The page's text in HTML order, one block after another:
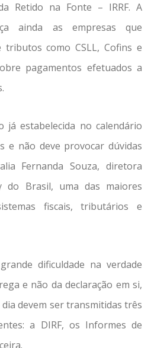
Retido na Fonte – IRRF. A
ainda as empresas que
como CSLL, Cofins e
pagamentos efetuados a
já estabelecida no calendário
e não deve provocar dúvidas
Fernanda Souza, diretora
do Brasil, uma das maiores
fiscais, tributários e
dificuldade na verdade
e não da declaração em si,
devem ser transmitidas três
a DIRF, os Informes de